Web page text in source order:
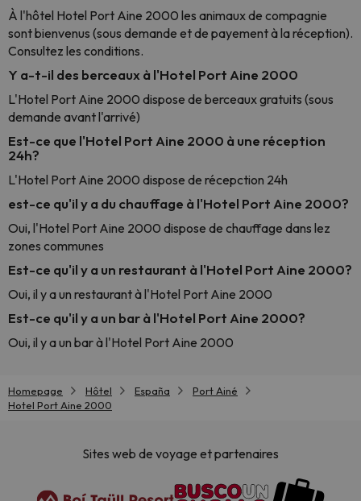
À l'hôtel Hotel Port Aine 2000 les animaux de compagnie
sont bienvenus (sous demande et de payement à la réception).
Consultez les conditions.
Y a-t-il des berceaux à l'Hotel Port Aine 2000
L'Hotel Port Aine 2000 dispose de berceaux gratuits (sous
demande avant l'arrivé)
Est-ce que l'Hotel Port Aine 2000 à une réception
24h?
L'Hotel Port Aine 2000 dispose de récepction 24h
est-ce qu'il y a du chauffage à l'Hotel Port Aine 2000?
Oui, l'Hotel Port Aine 2000 dispose de chauffage dans lez
zones communes
Est-ce qu'il y a un restaurant à l'Hotel Port Aine 2000?
Oui, il y a un restaurant à l'Hotel Port Aine 2000
Est-ce qu'il y a un bar à l'Hotel Port Aine 2000?
Oui, il y a un bar à l'Hotel Port Aine 2000
Homepage Hôtel España
Port Ainé
Hotel Port Aine 2000
Sites web de voyage et partenaires